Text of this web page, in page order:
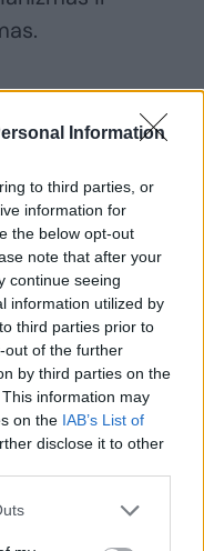
Information
to third parties, or
information for
the below opt-out
note that after your
continue seeing
information utilized by
third parties prior to
out of the further
by third parties on the
information may
on the IAB’s List of
disclose it to other
rodo, jog
didelės
žmogaus
aktą“,
kad
užtaisus slėpė
masažuokliai,